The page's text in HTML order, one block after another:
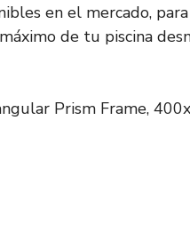
en el mercado,
de tu piscina
Prism Frame,